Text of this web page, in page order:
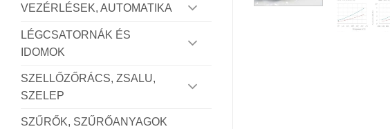
VEZÉRLÉSEK, AUTOMATIKA
LÉGCSATORNÁK ÉS
IDOMOK
SZELLŐZŐRÁCS, ZSALU,
SZELEP
SZŰRŐK, SZŰRŐANYAGOK